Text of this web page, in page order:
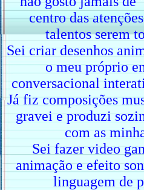
centro das
talentos serem
Sei criar desenhos
o meu próprio
conversacional
Já fiz composições
gravei e produzi
com as
Sei fazer video
animação e efeito
linguagem de